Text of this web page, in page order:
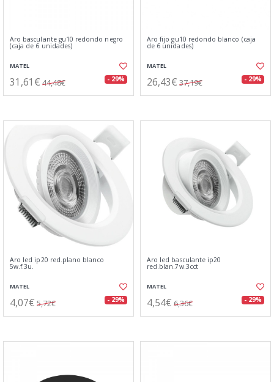
Aro basculante gu10 redondo negro
(caja de 6 unidades)
MATEL
31,61€ 44,48€ - 29%
Aro fijo gu10 redondo blanco (caja
de 6 unidades)
MATEL
26,43€ 37,19€ - 29%
Aro led ip20 red.plano blanco
5w.f.3u.
MATEL
4,07€ 5,72€ - 29%
Aro led basculante ip20
red.blan.7w.3cct
MATEL
4,54€ 6,36€ - 29%